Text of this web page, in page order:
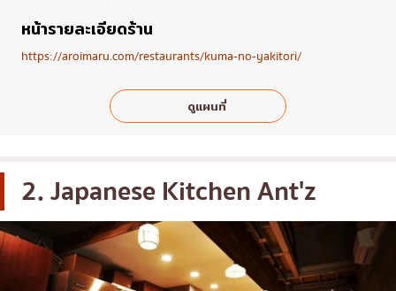
หน้ารายละเอียดร้าน
https://aroimaru.com/restaurants/kuma-no-yakitori/
ดูแผนที่
2. Japanese Kitchen Ant'z